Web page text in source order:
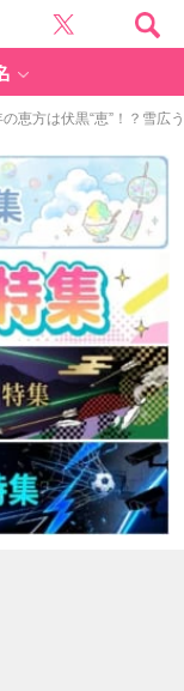
恵方は伏黒“恵”！？雪広